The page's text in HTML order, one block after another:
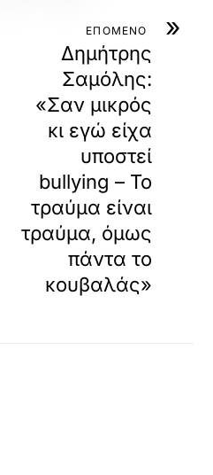
»
ΕΠΟΜΕΝΟ
Δημήτρης
Σαμόλης:
«Σαν μικρός
κι εγώ είχα
υποστεί
bullying – Το
τραύμα είναι
τραύμα, όμως
πάντα το
κουβαλάς»